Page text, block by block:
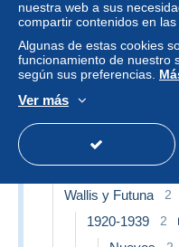
1907-1947
1920-29
Nuevos
2
Cuadernillos
Wallis y Futuna 2
1920-1939 2
nuestra web a sus
compartir contenidos en las
Algunas de estas cookies
funcionamiento de nuestro
según sus preferencias.
Ver más